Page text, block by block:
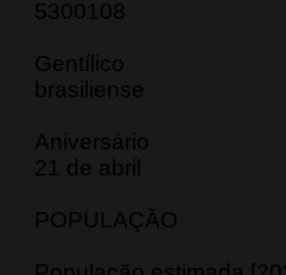
5300108
Gentílico
brasiliense
Aniversário
21 de abril
POPULAÇÃO